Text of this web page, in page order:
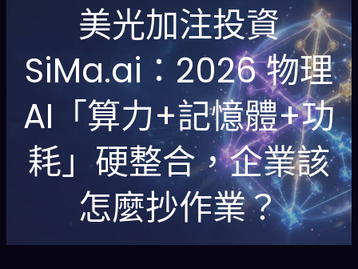
美光加注投資
SiMa.ai：2026 物理
AI「算力+記憶體+功
耗」硬整合，企業該
怎麼抄作業？